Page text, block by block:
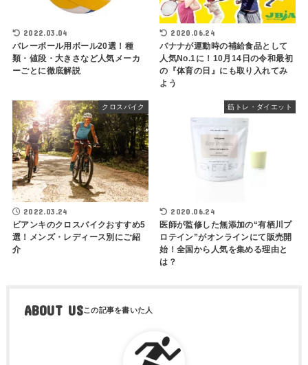
2022.03.04
バレーボール用ボール20選！種
類・値段・大きさなど人気メーカ
ーごとに徹底解説
2020.06.24
バナナが運動時の補給食品として
人気No.1に！10月14日の令和最初
の『体育の日』にも取り入れてみ
よう
クロスバイク
2022.03.24
ビアンキのクロスバイクおすすめ5
選！メンズ・レディース別にご紹
介
筋トレ・ダイエット
2020.06.24
医師が監修した無添加の“有栖川プ
ロテイン”がオンラインにて販売開
始！全国から人気を集める理由と
は？
ABOUT US